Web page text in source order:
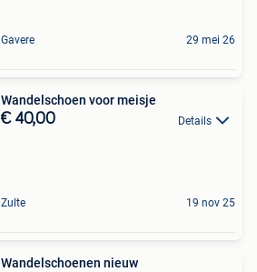
Gavere 29 mei 26
Wandelschoen voor meisje
€ 40,00 Details
Zulte 19 nov 25
Wandelschoenen nieuw